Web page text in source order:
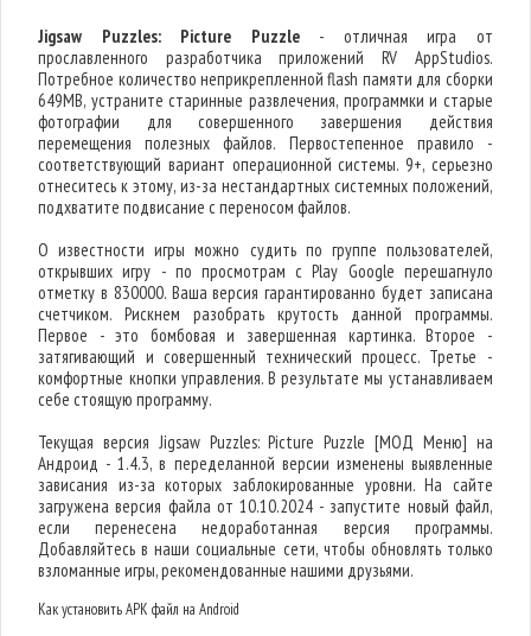
Jigsaw Puzzles: Picture Puzzle- отличная игра от
прославленного разработчика приложений RV AppStudios.
Потребное количество неприкрепленной flash памяти для сборки
649MB, устраните старинные развлечения, программки и старые
фотографии для совершенного завершения действия
перемещения полезных файлов. Первостепенное правило -
соответствующий вариант операционной системы. 9+, серьезно
отнеситесь к этому, из-за нестандартных системных положений,
подхватите подвисание с переносом файлов.
О известности игры можно судить по группе пользователей,
открывших игру - по просмотрам с Play Google перешагнуло
отметку в 830000. Ваша версия гарантированно будет записана
счетчиком. Рискнем разобрать крутость данной программы.
Первое - это бомбовая и завершенная картинка. Второе -
затягивающий и совершенный технический процесс. Третье -
комфортные кнопки управления. В результате мы устанавливаем
себе стоящую программу.
Текущая версия Jigsaw Puzzles: Picture Puzzle [МОД Меню] на
Андроид - 1.4.3, в переделанной версии изменены выявленные
зависания из-за которых заблокированные уровни. На сайте
загружена версия файла от 10.10.2024 - запустите новый файл,
если перенесена недоработанная версия программы.
Добавляйтесь в наши социальные сети, чтобы обновлять только
взломанные игры, рекомендованные нашими друзьями.
Как установить APK файл на Android